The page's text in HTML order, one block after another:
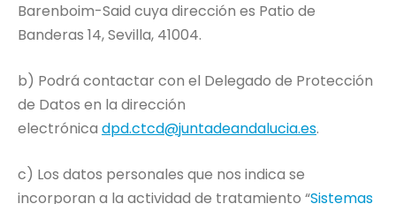
Barenboim-Said cuya dirección es Patio de
Banderas 14, Sevilla, 41004.
b) Podrá contactar con el Delegado de Protección
de Datos en la dirección
electrónica dpd.ctcd@juntadeandalucia.es.
c) Los datos personales que nos indica se
incorporan a la actividad de tratamiento “Sistemas